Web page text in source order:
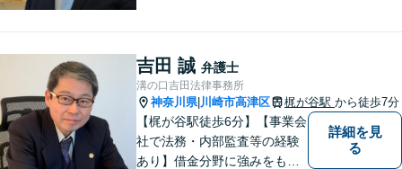
より最善の解決へ導きます。
遠方で来所困難な方もお気軽
にご相談ください。
吉田 誠 弁護士
溝の口吉田法律事務所
神奈川県| 川崎市高津区 梶が谷駅 から徒歩7分
【梶が谷駅徒歩6分】【事業会
社で法務・内部監査等の経験
あり】借金分野に強みをも
詳細を見
る